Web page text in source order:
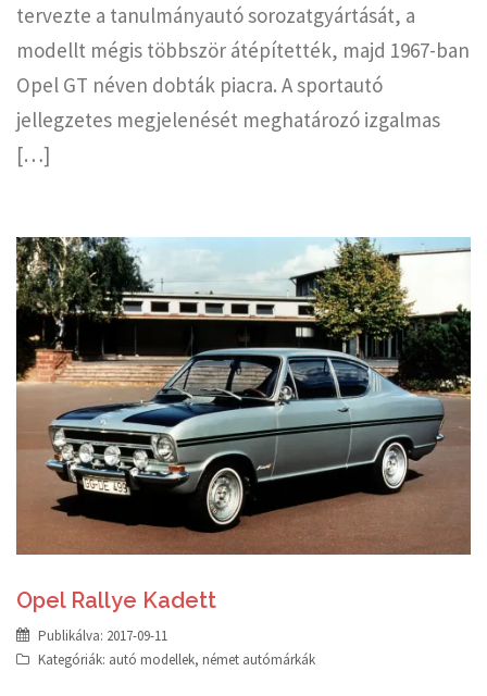
tervezte a tanulmányautó sorozatgyártását, a
modellt mégis többször átépítették, majd 1967-ban
Opel GT néven dobták piacra. A sportautó
jellegzetes megjelenését meghatározó izgalmas
[…]
Opel Rallye Kadett
Publikálva: 2017-09-11
Kategóriák: autó modellek, német autómárkák